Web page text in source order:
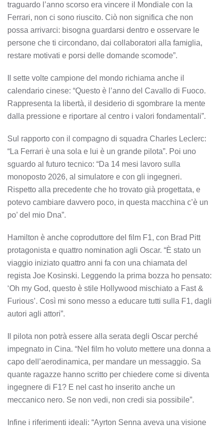
traguardo l’anno scorso era vincere il Mondiale con la
Ferrari, non ci sono riuscito. Ciò non significa che non
possa arrivarci: bisogna guardarsi dentro e osservare le
persone che ti circondano, dai collaboratori alla famiglia,
restare motivati e porsi delle domande scomode”.
Il sette volte campione del mondo richiama anche il
calendario cinese: “Questo è l’anno del Cavallo di Fuoco.
Rappresenta la libertà, il desiderio di sgombrare la mente
dalla pressione e riportare al centro i valori fondamentali”.
Sul rapporto con il compagno di squadra Charles Leclerc:
“La Ferrari è una sola e lui è un grande pilota”. Poi uno
sguardo al futuro tecnico: “Da 14 mesi lavoro sulla
monoposto 2026, al simulatore e con gli ingegneri.
Rispetto alla precedente che ho trovato già progettata, e
potevo cambiare davvero poco, in questa macchina c’è un
po’ del mio Dna”.
Hamilton è anche coproduttore del film F1, con Brad Pitt
protagonista e quattro nomination agli Oscar. “È stato un
viaggio iniziato quattro anni fa con una chiamata del
regista Joe Kosinski. Leggendo la prima bozza ho pensato:
‘Oh my God, questo è stile Hollywood mischiato a Fast &
Furious’. Così mi sono messo a educare tutti sulla F1, dagli
autori agli attori”.
Il pilota non potrà essere alla serata degli Oscar perché
impegnato in Cina. “Nel film ho voluto mettere una donna a
capo dell’aerodinamica, per mandare un messaggio. Sa
quante ragazze hanno scritto per chiedere come si diventa
ingegnere di F1? E nel cast ho inserito anche un
meccanico nero. Se non vedi, non credi sia possibile”.
Infine i riferimenti ideali: “Ayrton Senna aveva una visione